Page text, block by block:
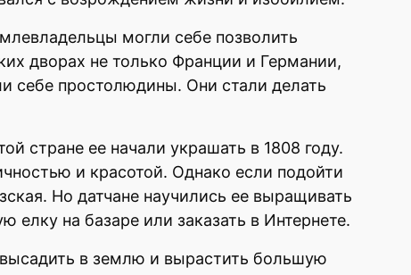
могли себе позволить
дворах не только Франции и Германии,
себе простолюдины. Они стали делать
стране ее начали украшать в 1808 году.
и красотой. Однако если подойти
Но датчане научились ее выращивать
на базаре или заказать в Интернете.
в землю и вырастить большую